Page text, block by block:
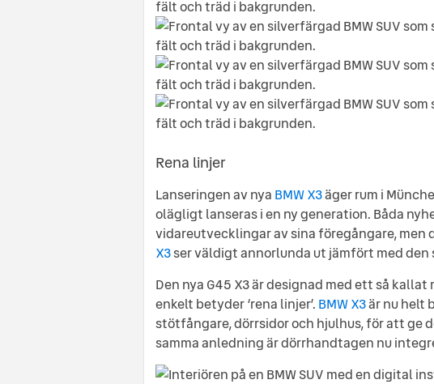
Rena linjer
Lanseringen av nya BMW X3äger rum i
olägligt lanseras i en ny generation. Båda
vidareutvecklingar av sina föregångare, men
X3ser väldigt annorlunda ut jämfört med den
Den nya G45 X3 är designad med ett så
enkelt betyder ‘rena linjer’. BMW X3är nu helt
stötfångare, dörrsidor och hjulhus, för att ge
samma anledning är dörrhandtagen nu